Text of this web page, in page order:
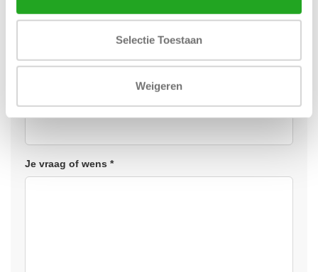
Selectie Toestaan
Weigeren
Je vraag of wens *